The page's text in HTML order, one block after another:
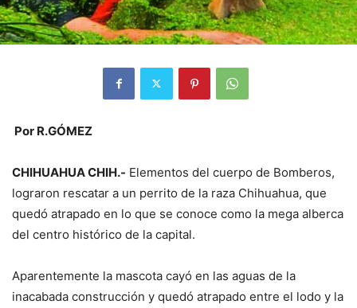
Por R.GÓMEZ
CHIHUAHUA CHIH.- Elementos del cuerpo de Bomberos,
lograron rescatar a un perrito de la raza Chihuahua, que
quedó atrapado en lo que se conoce como la mega alberca
del centro histórico de la capital.
Aparentemente la mascota cayó en las aguas de la
inacabada construcción y quedó atrapado entre el lodo y la